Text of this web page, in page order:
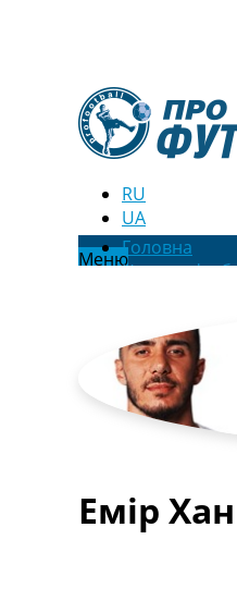
RU
UA
МенюГоловна
Новини
Останні
Конкурс
Логін
Рейтінги
Турніри
Емір